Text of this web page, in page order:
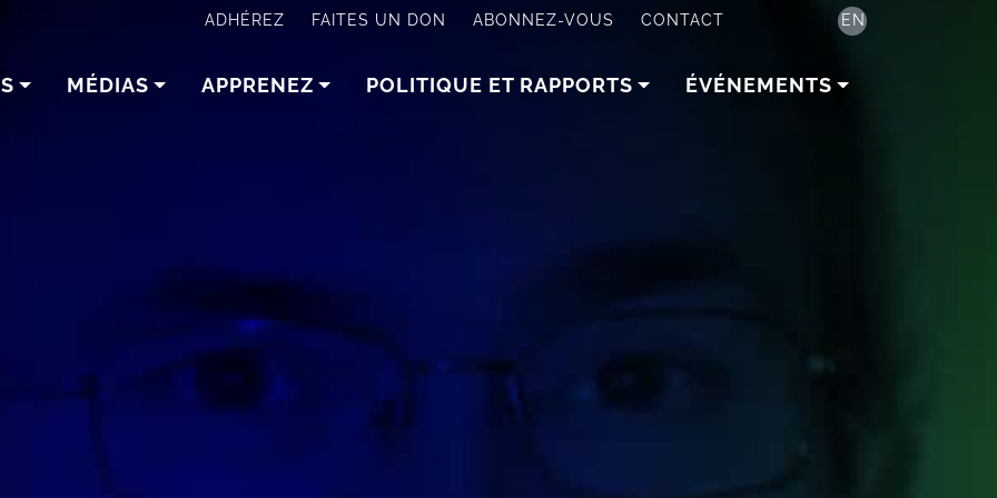
ADHÉREZ FAITES UN DON ABONNEZ-VOUS CONTACT EN
MÉDIAS APPRENEZ POLITIQUE ET RAPPORTS ÉVÉNEMENTS